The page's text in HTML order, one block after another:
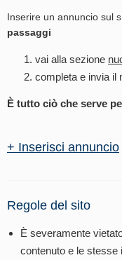
Inserire un annuncio sul
passaggi
vai alla sezione
completa e invia il
È tutto ciò che serve
+ Inserisci annuncio
Regole del sito
È severamente
contenuto e le stesse